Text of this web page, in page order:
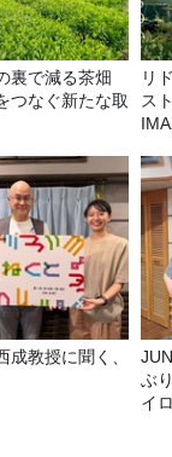
裏で減る茶畑
つなぐ新たな取
リ
ス
成教授に聞く、
JUNK バナナマ
ぶ
イ